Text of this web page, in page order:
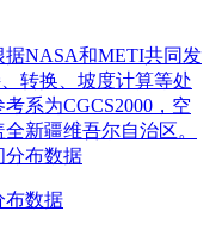
据NASA和METI共同发
转换、坡度计算等处
系为CGCS2000，空
新疆维吾尔自治区。
布数据